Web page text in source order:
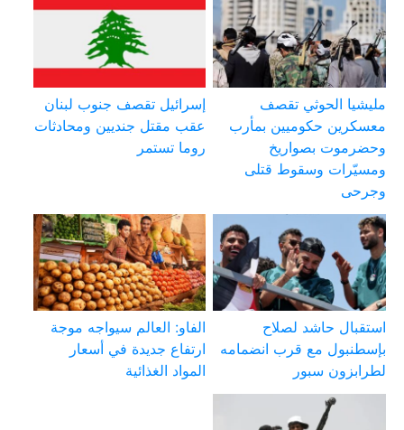
مليشيا الحوثي تقصف
معسكرين حكوميين بمأرب
وحضرموت بصواريخ
ومسيّرات وسقوط قتلى
وجرحى
إسرائيل تقصف جنوب لبنان
عقب مقتل جنديين ومحادثات
روما تستمر
استقبال حاشد لصلاح
بإسطنبول مع قرب انضمامه
لطرابزون سبور
الفاو: العالم سيواجه موجة
ارتفاع جديدة في أسعار
المواد الغذائية